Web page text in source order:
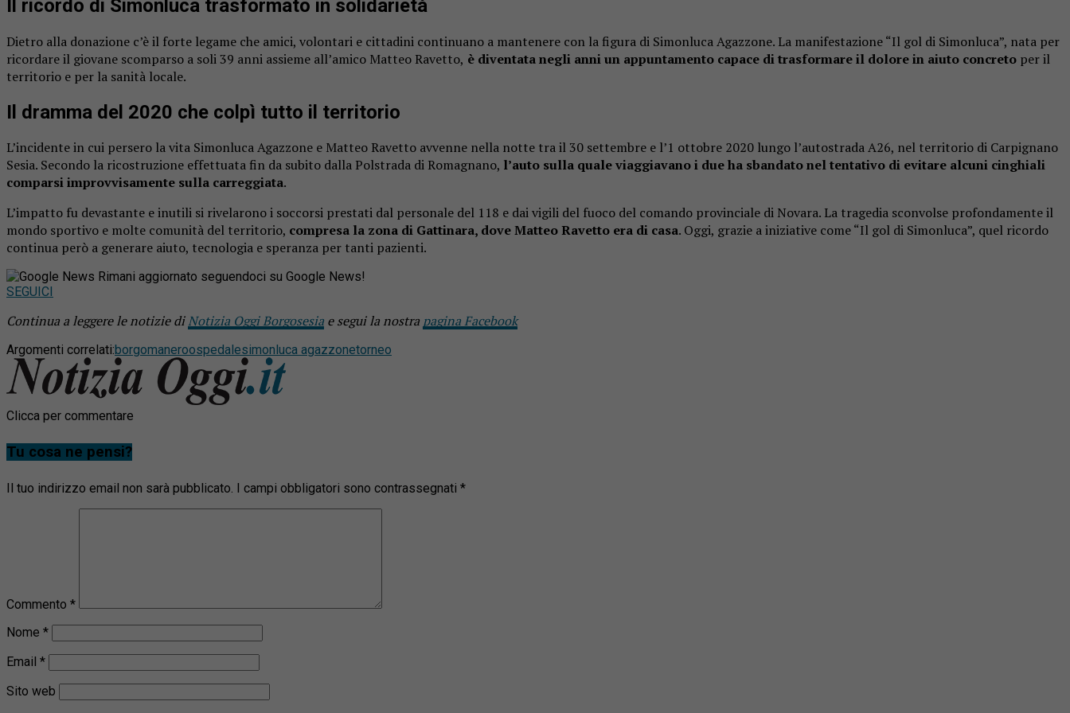
Il ricordo di Simonluca trasformato in solidarietà
Dietro alla donazione c’è il forte legame che amici, volontari e cittadini continuano a mantenere con la figura di Simonluca Agazzone. La manifestazione “Il gol di Simonluca”, nata per
ricordare il giovane scomparso a soli 39 anni assieme all’amico Matteo Ravetto, è diventata negli anni un appuntamento capace di trasformare il dolore in aiuto concreto per il
territorio e per la sanità locale.
Il dramma del 2020 che colpì tutto il territorio
L’incidente in cui persero la vita Simonluca Agazzone e Matteo Ravetto avvenne nella notte tra il 30 settembre e l’1 ottobre 2020 lungo l’autostrada A26, nel territorio di Carpignano
Sesia. Secondo la ricostruzione effettuata fin da subito dalla Polstrada di Romagnano, l’auto sulla quale viaggiavano i due ha sbandato nel tentativo di evitare alcuni cinghiali
comparsi improvvisamente sulla carreggiata.
L’impatto fu devastante e inutili si rivelarono i soccorsi prestati dal personale del 118 e dai vigili del fuoco del comando provinciale di Novara. La tragedia sconvolse profondamente il
mondo sportivo e molte comunità del territorio, compresa la zona di Gattinara, dove Matteo Ravetto era di casa. Oggi, grazie a iniziative come “Il gol di Simonluca”, quel ricordo
continua però a generare aiuto, tecnologia e speranza per tanti pazienti.
Rimani aggiornato seguendoci su Google News!
SEGUICI
Continua a leggere le notizie diNotizia Oggi Borgosesia e segui la nostra pagina Facebook
Argomenti correlati:borgomaneroospedalesimonluca agazzonetorneo
Clicca per commentare
Tu cosa ne pensi?
Il tuo indirizzo email non sarà pubblicato. I campi obbligatori sono contrassegnati *
Commento *
Nome *
Email *
Sito web